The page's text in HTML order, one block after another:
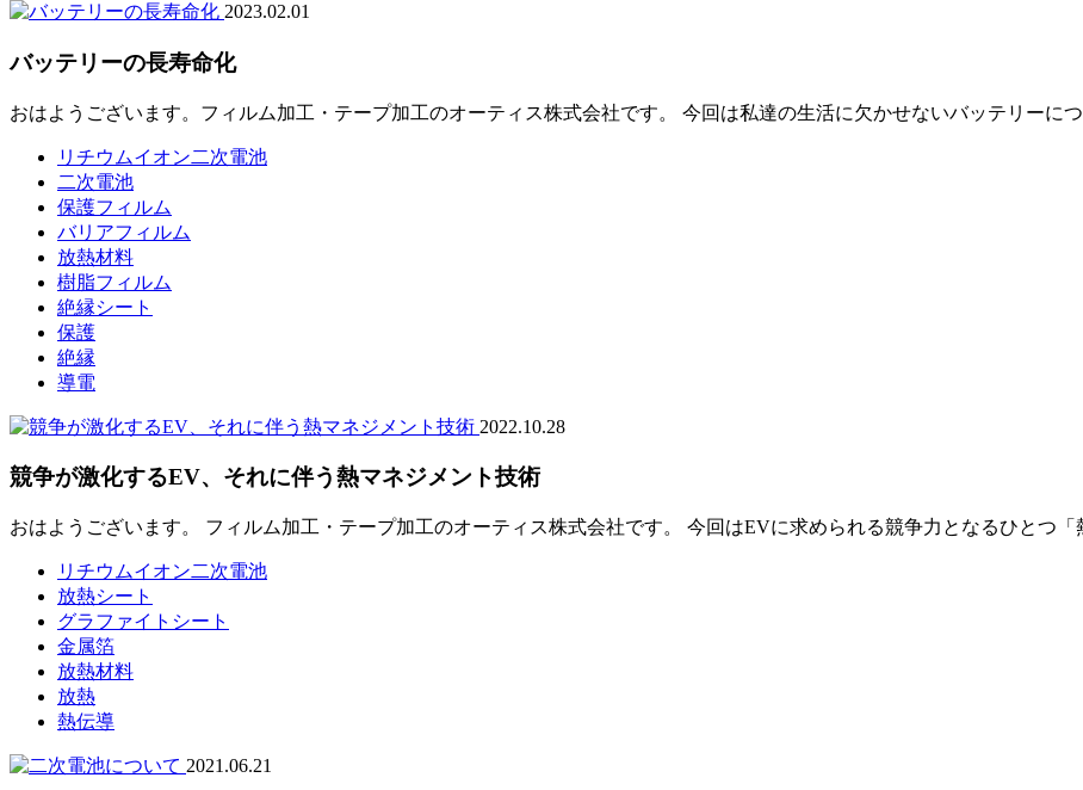
2023.02.01
バッテリーの長寿命化
おはようございます。フィルム加工・テープ加工のオーティス株式会社です。 今回は私達の生活に欠かせないバッテリーに
リチウムイオン二次電池
二次電池
保護フィルム
バリアフィルム
放熱材料
樹脂フィルム
絶縁シート
保護
絶縁
導電
2022.10.28
競争が激化するEV、それに伴う熱マネジメント技術
おはようございます。 フィルム加工・テープ加工のオーティス株式会社です。 今回はEVに求められる競争力となるひとつ
リチウムイオン二次電池
放熱シート
グラファイトシート
金属箔
放熱材料
放熱
熱伝導
2021.06.21